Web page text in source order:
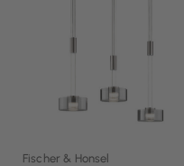
Fischer & Honsel